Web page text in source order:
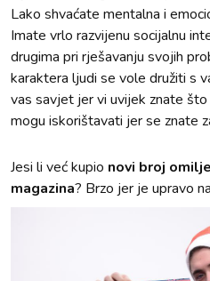
Lako shvaćate mentalna i
Imate vrlo razvijenu socijalnu
drugima pri rješavanju svojih
karaktera ljudi se vole družiti s
vas savjet jer vi uvijek znate
mogu iskorištavati jer se znate
Jesi li već kupio novi broj
magazina? Brzo jer je upravo